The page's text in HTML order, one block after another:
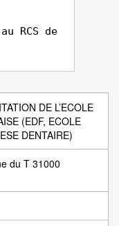
RCS de
DE L’ECOLE
(EDF, ECOLE
DENTAIRE)
du T 31000